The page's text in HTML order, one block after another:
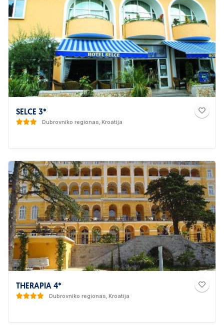
SELCE 3*
Dubrovniko regionas, Kroatija
THERAPIA 4*
Dubrovniko regionas, Kroatija